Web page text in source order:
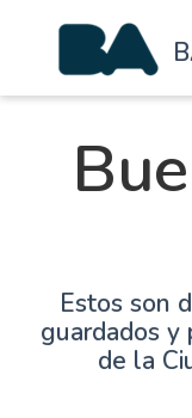
Estos son
guardados y
de la